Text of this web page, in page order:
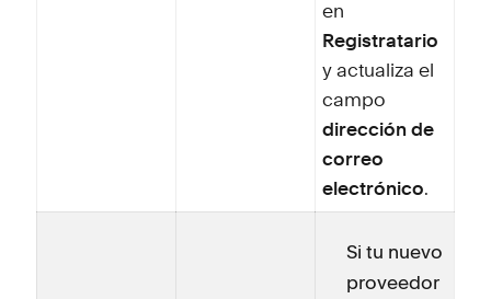
en
Registratario
y actualiza el
campo
dirección de
correo
electrónico.
Si tu nuevo
proveedor